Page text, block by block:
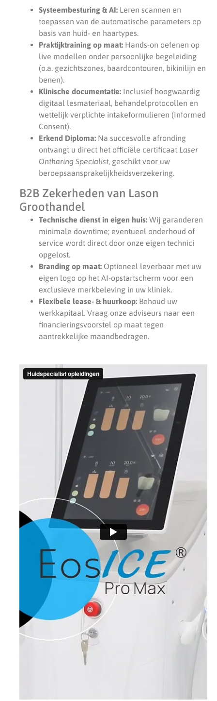
Systeembesturing & AI: Leren scannen en
toepassen van de automatische parameters op
basis van huid- en haartypes.
Praktijktraining op maat: Hands-on oefenen op
live modellen onder persoonlijke begeleiding
(o.a. gezichtszones, baardcontouren, bikinilijn en
benen).
Klinische documentatie: Inclusief hoogwaardig
digitaal lesmateriaal, behandelprotocollen en
wettelijk verplichte intakeformulieren (Informed
Consent).
Erkend Diploma: Na succesvolle afronding
ontvangt u direct het officiële certificaat Laser
Ontharing Specialist, geschikt voor uw
beroepsaansprakelijkheidsverzekering.
B2B Zekerheden van Lason
Groothandel
Technische dienst in eigen huis: Wij garanderen
minimale downtime; eventueel onderhoud of
service wordt direct door onze eigen technici
opgelost.
Branding op maat: Optioneel leverbaar met uw
eigen logo op het AI-opstartscherm voor een
exclusieve merkbeleving in uw kliniek.
Flexibele lease- & huurkoop: Behoud uw
werkkapitaal. Vraag onze adviseurs naar een
financieringsvoorstel op maat tegen
aantrekkelijke maandbedragen.